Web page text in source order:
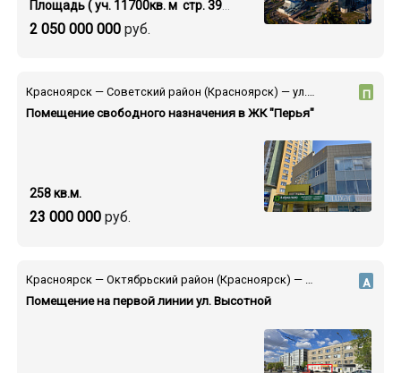
2 050 000 000руб.
Площадь ( уч. 11700кв. м стр. 39000 кв.м.)
Помещение свободного назначения в ЖК "Перья"
П
23 000 000руб.
258 кв.м.
Помещение на первой линии ул. Высотной
А